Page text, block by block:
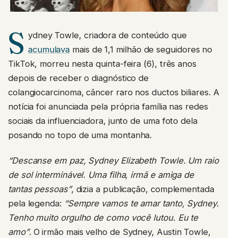
S ydney Towle, criadora de conteúdo que
acumulava mais de 1,1 milhão de seguidores no
TikTok, morreu nesta quinta-feira (6), três anos
depois de receber o diagnóstico de
colangiocarcinoma, câncer raro nos ductos biliares. A
notícia foi anunciada pela própria família nas redes
sociais da influenciadora, junto de uma foto dela
posando no topo de uma montanha.
“Descanse em paz, Sydney Elizabeth Towle. Um raio
de sol interminável. Uma filha, irmã e amiga de
tantas pessoas”, dizia a publicação, complementada
pela legenda: “Sempre vamos te amar tanto, Sydney.
Tenho muito orgulho de como você lutou. Eu te
amo”. O irmão mais velho de Sydney, Austin Towle,